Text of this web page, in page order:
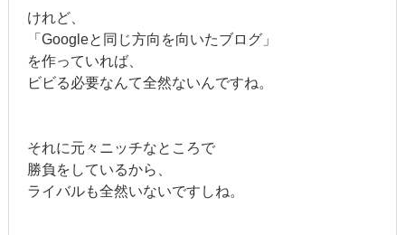
けれど、
「Googleと同じ方向を向いたブログ」
を作っていれば、
ビビる必要なんて全然ないんですね。
それに元々ニッチなところで
勝負をしているから、
ライバルも全然いないですしね。